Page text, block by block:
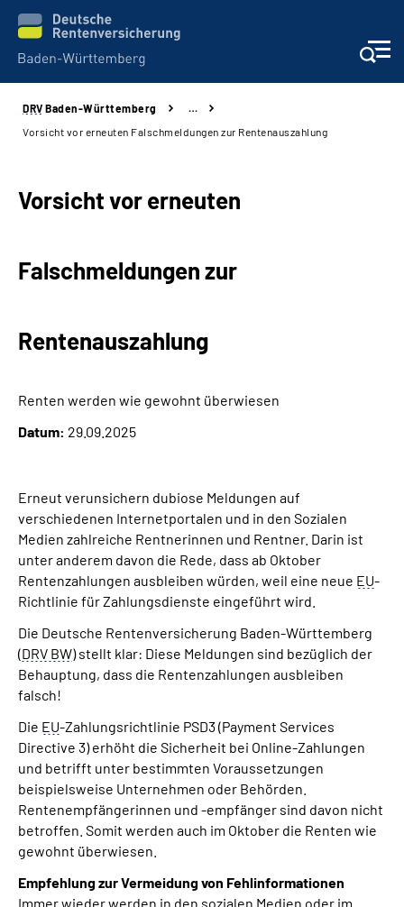
Beratung und Kontakt
Karriere
Suche
Mein Kundenportal
DRV Baden-Württemberg
…
Vorsicht vor erneuten Falschmeldungen zur Rentenauszahlung
Vorsicht vor erneuten
Falschmeldungen zur
Rentenauszahlung
Renten werden wie gewohnt überwiesen
Datum: 29.09.2025
Erneut verunsichern dubiose Meldungen auf
verschiedenen Internetportalen und in den Sozialen
Medien zahlreiche Rentnerinnen und Rentner. Darin ist
unter anderem davon die Rede, dass ab Oktober
Rentenzahlungen ausbleiben würden, weil eine neue EU-
Richtlinie für Zahlungsdienste eingeführt wird.
Die Deutsche Rentenversicherung Baden-Württemberg
(DRV BW) stellt klar: Diese Meldungen sind bezüglich der
Behauptung, dass die Rentenzahlungen ausbleiben
falsch!
Die EU-Zahlungsrichtlinie PSD3 (Payment Services
Directive 3) erhöht die Sicherheit bei Online-Zahlungen
und betrifft unter bestimmten Voraussetzungen
beispielsweise Unternehmen oder Behörden.
Rentenempfängerinnen und -empfänger sind davon nicht
betroffen. Somit werden auch im Oktober die Renten wie
gewohnt überwiesen.
Empfehlung zur Vermeidung von Fehlinformationen
Immer wieder werden in den sozialen Medien oder im